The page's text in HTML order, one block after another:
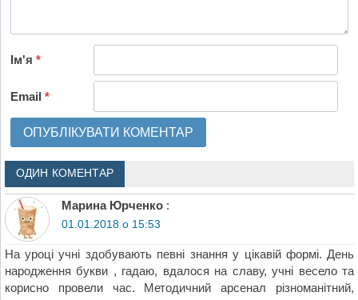
Ім'я*
Email*
ОДИН КОМЕНТАР
Марина Юрченко :
01.01.2018 о 15:53
На уроці учні здобувають певні знання у цікавій формі. День
народження букви , гадаю, вдалося на славу, учні весело та
корисно провели час. Методичний арсенал різноманітний,